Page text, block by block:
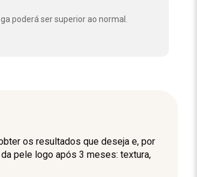
poderá ser superior ao normal.
os resultados que deseja e, por
pele logo após 3 meses: textura,